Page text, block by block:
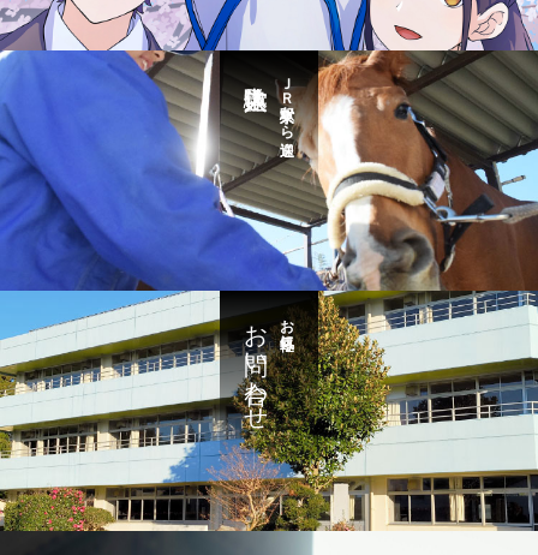
ＪＲ東京駅から送迎
お気軽に・・・
お問い合わせ